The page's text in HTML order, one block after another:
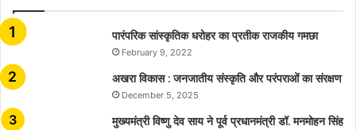
​​​​​​​पारंपरिक सांस्कृतिक धरोहर का प्रतीक राजकीय गमछा
February 9, 2022
अखरा विकास : जनजातीय संस्कृति और परंपराओं का संरक्षण
December 5, 2025
मुख्यमंत्री विष्णु देव साय ने पूर्व प्रधानमंत्री डॉ. मनमोहन सिंह